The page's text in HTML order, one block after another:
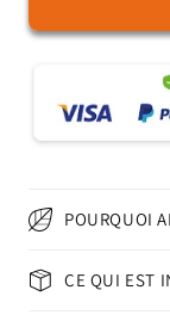
Un
–
Peinture
–
POURQUOI
CE QUI EST